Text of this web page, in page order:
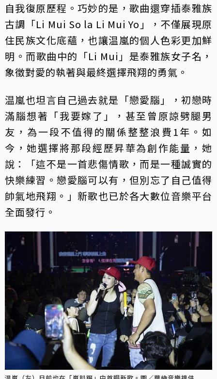
自我復原歷程。巧妙的是，歌曲還穿插泰雅族
古調「Li Mui So la Li Mui Yo」，不僅展現原
住民族文化底蘊，也讓温嵐的個人色彩更加鮮
明。而歌曲中的「Li Mui」是泰雅族女子名，
象徵對愛的執著與最終選擇飛翔的勇氣。
温嵐也坦言自己過去就是「戀愛腦」，初戀時
滿腦想著「我要嫁了」，甚至曾原諒劈腿男
友，為一段不值得的關係整整浪費1年。如
今，她選擇將那段經歷昇華為創作能量，她
說：「這不是一首悲傷情歌，而是一種誠實的
快樂練習。戀愛腦可以有，但別忘了自己值得
帥氣地飛翔。」新歌也已於各大數位音樂平台
全面發行。